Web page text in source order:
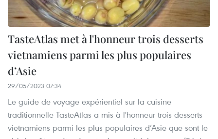
TasteAtlas met à l'honneur trois desserts
vietnamiens parmi les plus populaires
d’Asie
29/05/2023 07:34
Le guide de voyage expérientiel sur la cuisine
traditionnelle TasteAtlas a mis à l'honneur trois desserts
vietnamiens parmi les plus populaires d’Asie que sont le